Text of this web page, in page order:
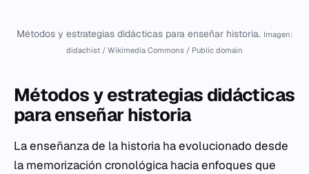
Métodos y estrategias didácticas para enseñar historia. Imagen:
didachist / Wikimedia Commons / Public domain
Métodos y estrategias didácticas
para enseñar historia
La enseñanza de la historia ha evolucionado desde
la memorización cronológica hacia enfoques que